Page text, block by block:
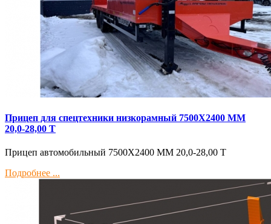
Прицеп для спецтехники низкорамный 7500Х2400 ММ
20,0-28,00 Т
Прицеп автомобильный 7500Х2400 ММ 20,0-28,00 Т
Подробнее ...